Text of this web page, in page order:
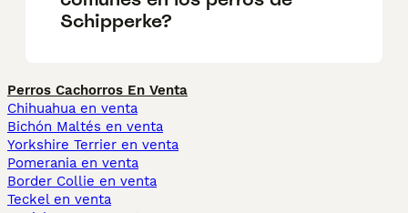
Schipperke?
Perros Cachorros En Venta
Chihuahua en venta
Bichón Maltés en venta
Yorkshire Terrier en venta
Pomerania en venta
Border Collie en venta
Teckel en venta